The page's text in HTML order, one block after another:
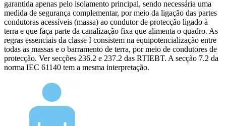
garantida apenas pelo isolamento principal, sendo necessária uma
medida de segurança complementar, por meio da ligação das partes
condutoras acessíveis (massa) ao condutor de protecção ligado à
terra e que faça parte da canalização fixa que alimenta o quadro. As
regras essenciais da classe I consistem na equipotencialização entre
todas as massas e o barramento de terra, por meio de condutores de
protecção. Ver secções 236.2 e 237.2 das RTIEBT. A secção 7.2 da
norma IEC 61140 tem a mesma interpretação.